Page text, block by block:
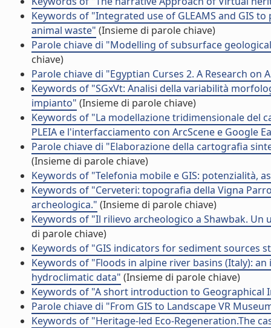
Keywords of "Integrated use of GLEAMS and GIS
animal waste" (Insieme di parole chiave)
Parole chiave di "Modelling of subsurface
chiave)
Parole chiave di "Egyptian Curses 2. A Research on
Keywords of "SGxVt: Analisi della variabilità
impianto" (Insieme di parole chiave)
Keywords of "La modellazione tridimensionale del
PLEIA e l'interfacciamento con ArcScene e Google
Parole chiave di "Elaborazione della cartografia
(Insieme di parole chiave)
Keywords of "Telefonia mobile e GIS: potenzialità,
Keywords of "Cerveteri: topografia della Vigna
archeologica." (Insieme di parole chiave)
Keywords of "Il rilievo archeologico a Shawbak.
di parole chiave)
Keywords of "GIS indicators for sediment sources
Keywords of "Floods in alpine river basins (Italy):
hydroclimatic data" (Insieme di parole chiave)
Keywords of "A short introduction to Geographical
Parole chiave di "From GIS to Landscape VR
Keywords of "Heritage-led Eco-Regeneration.The